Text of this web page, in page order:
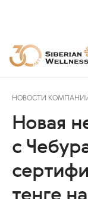
НОВОСТИ
Новая
с
тенге